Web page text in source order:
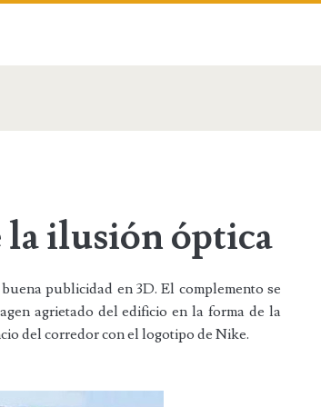
la ilusión óptica
buenapublicidad en 3D.El complemento se
agrietado del edificio en la forma de la
del corredor con el logotipo de Nike.